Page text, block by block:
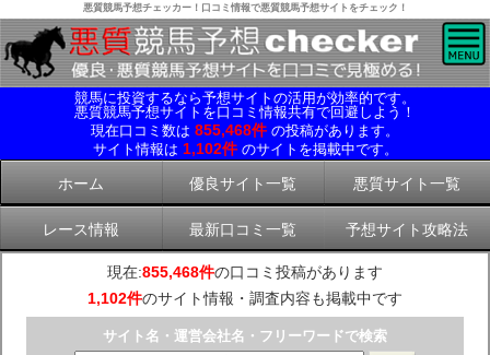
悪質競馬予想チェッカー！口コミ情報で悪質競馬予想サイトをチェック！
競馬に投資するなら予想サイトの活用が効率的です。
悪質競馬予想サイトを口コミ情報共有で回避しよう！
現在口コミ数は 855,468件 の投稿があります。
サイト情報は 1,102件 のサイトを掲載中です。
ホーム 優良サイト一覧 悪質サイト一覧
レース情報 最新口コミ一覧 予想サイト攻略法
現在:855,468件の口コミ投稿があります
1,102件のサイト情報・調査内容も掲載中です
サイト名・運営会社名・フリーワードで検索